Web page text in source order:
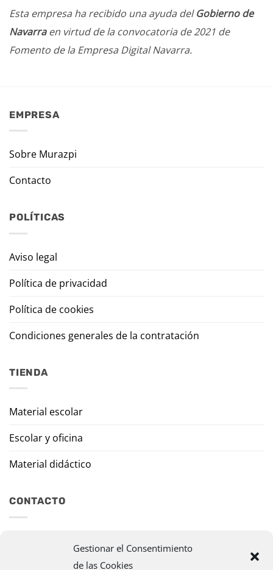
Gestionar el Consentimiento
de las Cookies
Esta empresa ha recibido una ayuda delGobierno de
Navarraen virtud de la convocatoria de 2021 de
Fomento de la Empresa Digital Navarra.
EMPRESA
Sobre Murazpi
Contacto
POLÍTICAS
Aviso legal
Política de privacidad
Política de cookies
Condiciones generales de la contratación
TIENDA
Material escolar
Escolar y oficina
Material didáctico
CONTACTO